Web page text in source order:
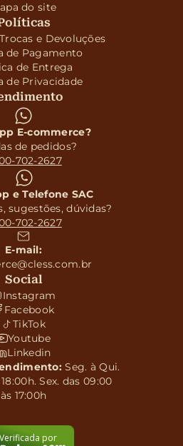
do site
e Devoluções
de Pagamento
de Entrega
de Privacidade
E-commerce?
de pedidos?
702-2627
e Telefone SAC
sugestões, dúvidas?
702-2627
E-mail:
Social
Instagram
Facebook
TikTok
Youtube
Linkedin
Seg. à Qui.
Sex. das 09:00
às 17:00h
por